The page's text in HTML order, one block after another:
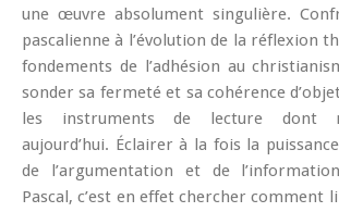
une œuvre absolument singulière.
pascalienne à l’évolution de la réflexion
fondements de l’adhésion au
sonder sa fermeté et sa cohérence
les instruments de lecture dont
aujourd’hui. Éclairer à la fois la
de l’argumentation et de
Pascal, c’est en effet chercher comment